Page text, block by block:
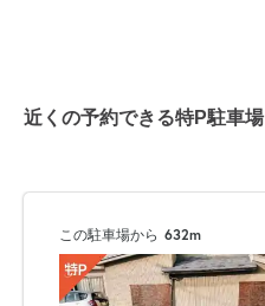
近くの予約できる特P駐車場
この駐車場から 632m